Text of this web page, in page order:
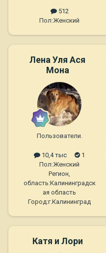
512
Пол:Женский
Лена Уля Ася
Мона
Пользователи.
10,4 тыс
1
Пол:Женский
Регион,
область:Калининградск
ая область
Город:г.Калининград
Катя и Лори